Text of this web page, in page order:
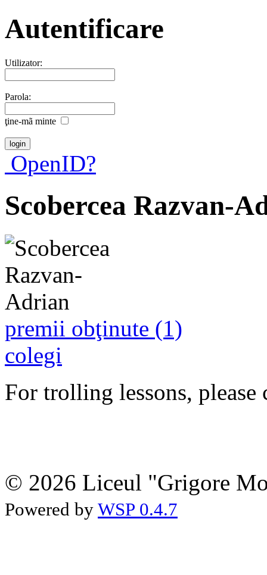
Autentificare
Utilizator:
Parola:
ţine-mã minte
OpenID?
Scobercea Razvan-
premii obţinute (1)
colegi
For trolling lessons, please
© 2026 Liceul "Grigore
Powered by WSP 0.4.7